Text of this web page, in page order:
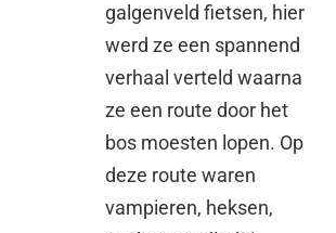
galgenveld fietsen, hier
werd ze een spannend
verhaal verteld waarna
ze een route door het
bos moesten lopen. Op
deze route waren
vampieren, heksen,